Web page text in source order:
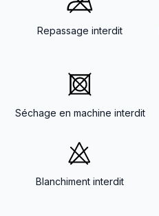
Repassage interdit
Séchage en machine interdit
Blanchiment interdit